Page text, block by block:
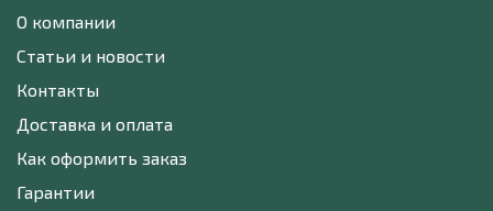
О компании
Статьи и новости
Контакты
Доставка и оплата
Как оформить заказ
Гарантии